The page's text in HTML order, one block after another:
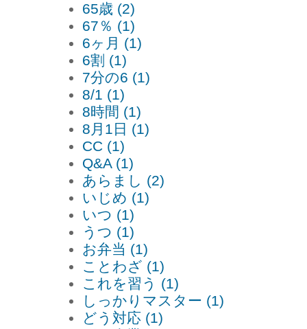
65歳 (2)
67％ (1)
6ヶ月 (1)
6割 (1)
7分の6 (1)
8/1 (1)
8時間 (1)
8月1日 (1)
CC (1)
Q&A (1)
あらまし (2)
いじめ (1)
いつ (1)
うつ (1)
お弁当 (1)
ことわざ (1)
これを習う (1)
しっかりマスター (1)
どう対応 (1)